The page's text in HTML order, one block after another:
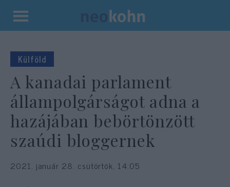
Kilépés
tartalomba
Külföld
A kanadai parlament
állampolgárságot adna a
hazájában bebörtönzött
szaúdi bloggernek
2021. január 28. csütörtök, 14:05